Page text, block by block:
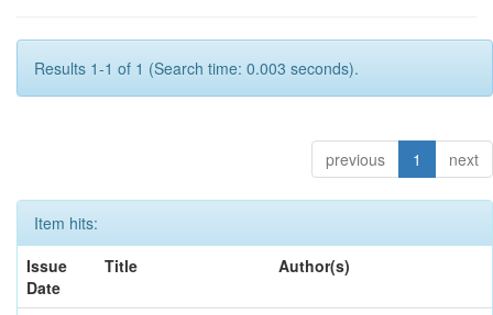
Results 1-1 of 1 (Search time: 0.003 seconds).
previous 1 next
Item hits:
Issue
Date
Title Author(s)